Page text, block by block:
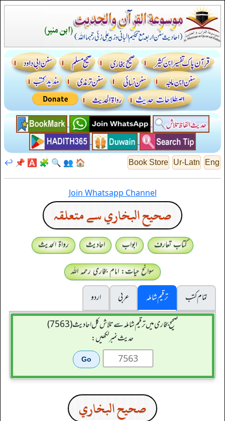
Eng
Ur-Latn
Book Store
🏠
👥
🔍
🧩
🅰️
📌
↩️
Join Whatsapp Channel
صحيح البخاري سے متعلقہ
کتاب تعارف ابواب احادیث
رواۃ الحدیث
سوانح حیات: امام بخاری رحمہ اللہ
تمام کتب
ترقیم شاملہ عربی
اردو
صحیح بخاری میں ترقیم شاملہ سے تلاش کل احادیث (7563)
حدیث نمبر لکھیں:
صحيح البخاري